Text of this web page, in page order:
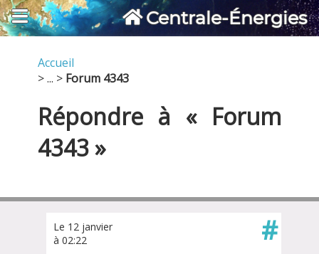
Centrale-Énergies
Accueil
> ... > Forum 4343
Répondre à « Forum
4343 »
Le 12 janvier
à 02:22
#